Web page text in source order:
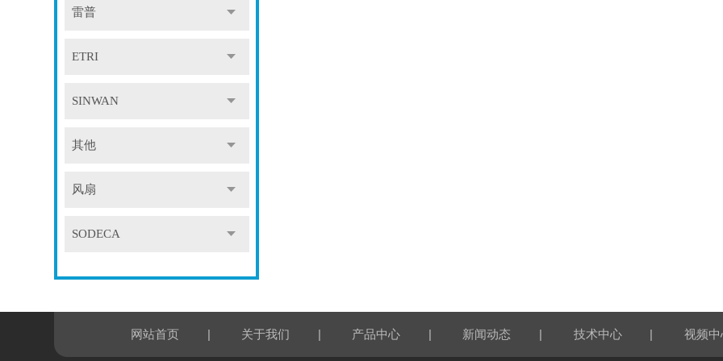
雷普
ETRI
SINWAN
其他
风扇
SODECA
网站首页 | 关于我们 | 产品中心 | 新闻动态 | 技术中心 | 视频中